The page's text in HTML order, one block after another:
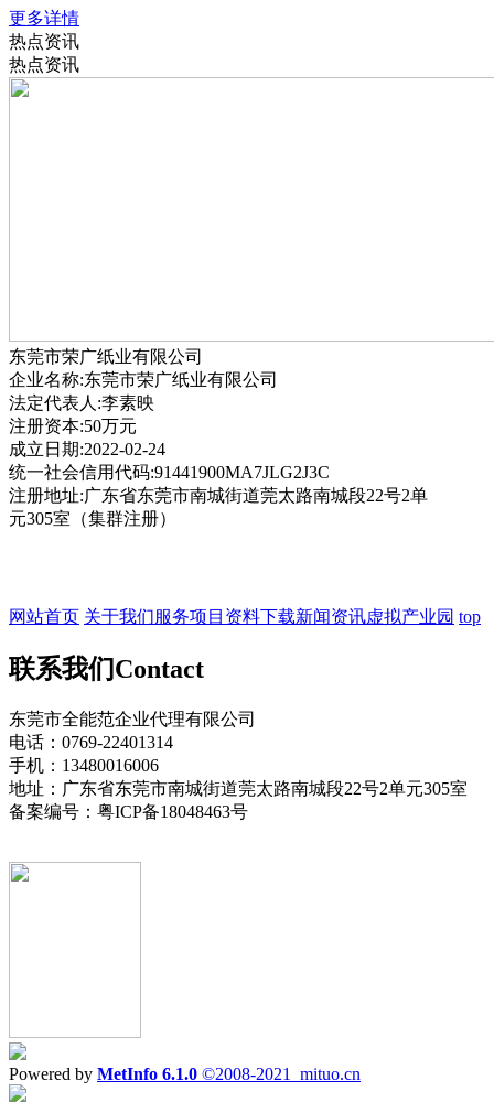
更多详情
热点资讯
热点资讯
东莞市荣广纸业有限公司
企业名称:东莞市荣广纸业有限公司
法定代表人:李素映
注册资本:50万元
成立日期:2022-02-24
统一社会信用代码:91441900MA7JLG2J3C
注册地址:广东省东莞市南城街道莞太路南城段22号2单
元305室（集群注册）
网站首页 关于我们服务项目 资料下载新闻资讯虚拟产业园 top
联系我们Contact
东莞市全能范企业代理有限公司
电话：0769-22401314
手机：13480016006
地址：广东省东莞市南城街道莞太路南城段22号2单元305室
备案编号：粤ICP备18048463号
Powered by MetInfo 6.1.0 ©2008-2021 mituo.cn